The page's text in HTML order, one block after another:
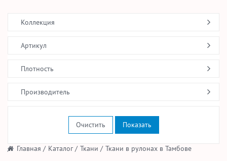
/ Главная / Каталог/ Ткани / Ткани в рулонах в Тамбове
Коллекция
Артикул
Плотность
Производитель
Очистить